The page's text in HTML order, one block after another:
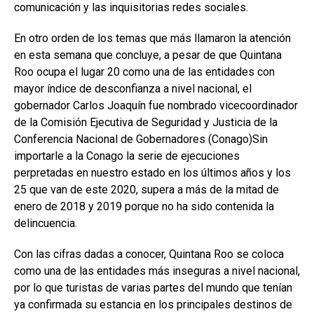
comunicación y las inquisitorias redes sociales.
En otro orden de los temas que más llamaron la atención
en esta semana que concluye, a pesar de que Quintana
Roo ocupa el lugar 20 como una de las entidades con
mayor índice de desconfianza a nivel nacional, el
gobernador Carlos Joaquín fue nombrado vicecoordinador
de la Comisión Ejecutiva de Seguridad y Justicia de la
Conferencia Nacional de Gobernadores (Conago)Sin
importarle a la Conago la serie de ejecuciones
perpretadas en nuestro estado en los últimos años y los
25 que van de este 2020, supera a más de la mitad de
enero de 2018 y 2019 porque no ha sido contenida la
delincuencia.
Con las cifras dadas a conocer, Quintana Roo se coloca
como una de las entidades más inseguras a nivel nacional,
por lo que turistas de varias partes del mundo que tenían
ya confirmada su estancia en los principales destinos de